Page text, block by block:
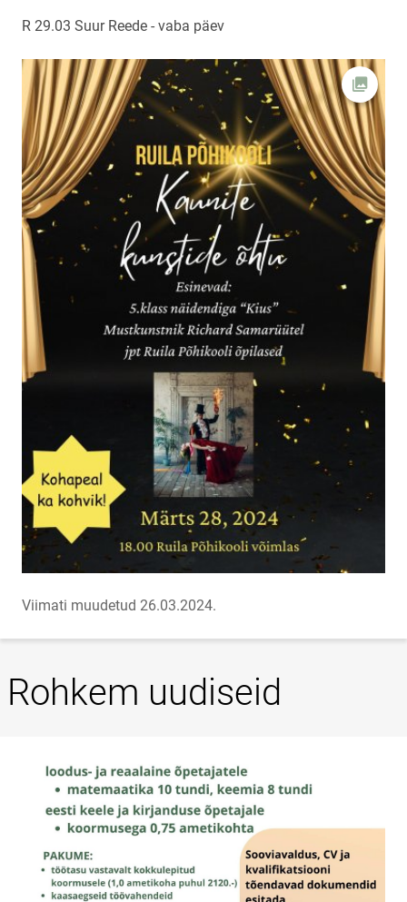
R 29.03 Suur Reede - vaba päev
Ava
Viimati muudetud 26.03.2024.
Rohkem uudiseid